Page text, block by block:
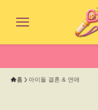
홈 아이돌 결혼 & 연애